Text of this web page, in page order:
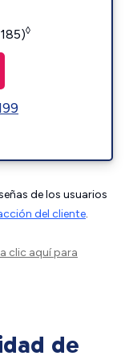
◊
de los usuarios
del cliente.
clic aquípara
de